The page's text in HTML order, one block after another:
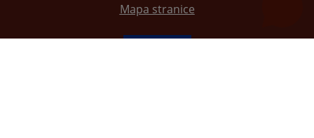
Mapa stranice